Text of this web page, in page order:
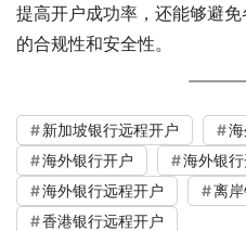
提高开户成功率，还能够避
的合规性和安全性。
新加坡银行远程开户
海外银行开户
海外银
海外银行远程开户
离
香港银行远程开户